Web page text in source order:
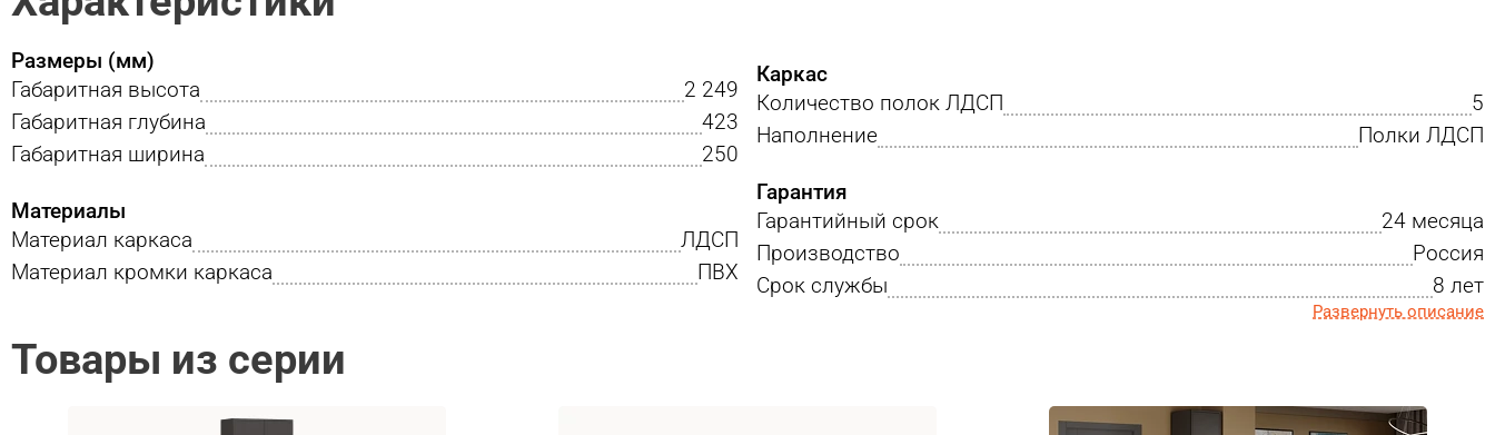
Размеры (мм)
Габаритная высота
2 249
Габаритная глубина
423
Габаритная ширина
250
Материалы
Материал каркаса
ЛДСП
Материал кромки каркаса
ПВХ
Каркас
Количество полок ЛДСП
5
Наполнение
Полки ЛДСП
Гарантия
Гарантийный срок
24 месяца
Производство
Россия
Срок службы
8 лет
Развернуть описание
Товары из серии